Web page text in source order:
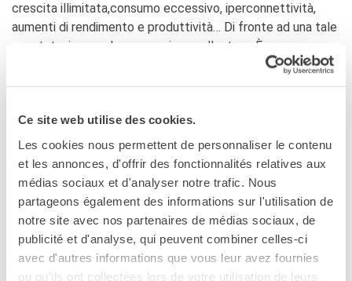
Ce site web utilise des cookies.
Les cookies nous permettent de personnaliser le contenu
et les annonces, d'offrir des fonctionnalités relatives aux
médias sociaux et d'analyser notre trafic. Nous
partageons également des informations sur l'utilisation de
notre site avec nos partenaires de médias sociaux, de
publicité et d'analyse, qui peuvent combiner celles-ci
avec d'autres informations que vous leur avez fournies
ou qu'ils ont collectées lors de votre utilisation de leurs
crescita illimitata,consumo eccessivo, iperconnettività,
aumenti di rendimento e produttività… Di fronte ad una tale
constatazione, solo una reazione: rallentare. È
letteralmente un’arte di vivere, che ci invita a riprendere il
potere sulle nostre esistenze: una pratica cosciente che si
DIBATTITI
AL Bosco temporaneo San Lorenzo, un convegno sul tema